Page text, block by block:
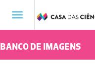
Toggle
BANCO DE IMAGENS